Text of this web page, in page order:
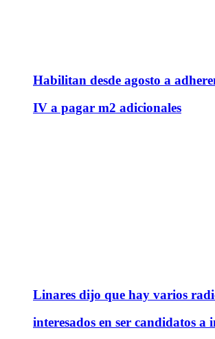
Habilitan desde agosto a
IV a pagar m2 adicionales
Linares dijo que hay varios
interesados en ser candidatos a